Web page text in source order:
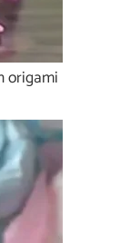
origami